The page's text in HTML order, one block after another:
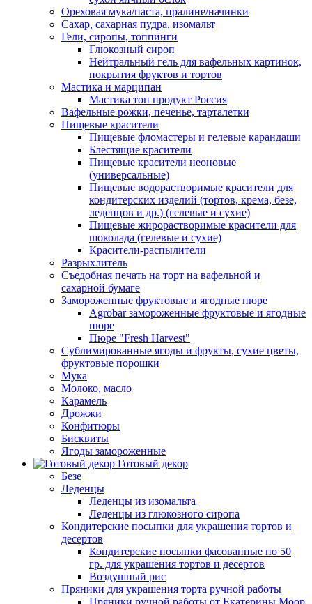
Ореховая мука/паста, пралине/начинки
Сахар, сахарная пудра, изомальт
Гели, сиропы, топпинги
Глюкозный сироп
Нейтральный гель для вафельных картинок,
покрытия фруктов и тортов
Мастика и марципан
Мастика топ продукт Россия
Вафельные рожки, печенье, тарталетки
Пищевые красители
Пищевые фломастеры и гелевые карандаши
Блестящие красители
Пищевые красители неоновые
(универсальные)
Пищевые водорастворимые красители для
кондитерских изделий (тортов, крема, безе,
леденцов и др.) (гелевые и сухие)
Пищевые жирорастворимые красители для
шоколада (гелевые и сухие)
Красители-распылители
Разрыхлитель
Съедобная печать на торт на вафельной и
сахарной бумаге
Замороженные фруктовые и ягодные пюре
Agrobar замороженные фруктовые и ягодные
пюре
Пюре "Fresh Harvest"
Сублимированные ягоды и фрукты, сухие цветы,
фруктовые порошки
Мука
Молоко, масло
Карамель
Дрожжи
Конфитюры
Бисквиты
Ягоды замороженные
Готовый декор
Безе
Леденцы
Леденцы из изомальта
Леденцы из глюкозного сиропа
Кондитерские посыпки для украшения тортов и
десертов
Кондитерские посыпки фасованные по 50
гр. для украшения тортов и десертов
Воздушный рис
Пряники для украшения торта ручной работы
Пряники ручной работы от Екатерины Моор